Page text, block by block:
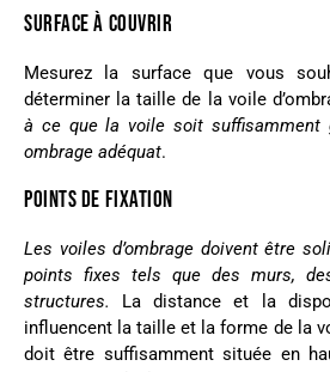
SURFACE À COUVRIR
Mesurez la surface que vous
déterminer la taille de la voile
à ce que la voile soit suffisamment
ombrage adéquat.
POINTS DE FIXATION
Les voiles d’ombrage doivent être
points fixes tels que des murs,
structures.
La distance et la
influencent la taille et la forme de la
doit être suffisamment située en